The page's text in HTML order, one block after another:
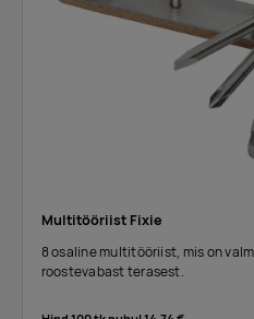
Multitööriist Fixie
8 osaline multitööriist, mis on
roostevabast terasest.